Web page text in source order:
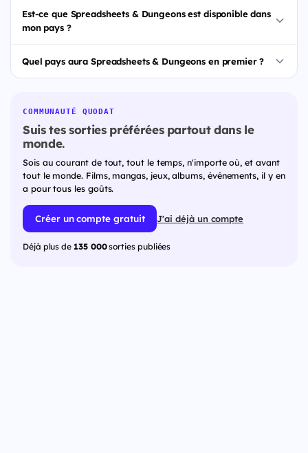
Est-ce que Spreadsheets & Dungeons est disponible dans
mon pays ?
Quel pays aura Spreadsheets & Dungeons en premier ?
COMMUNAUTÉ QUODAT
Suis tes sorties préférées partout dans le
monde.
Sois au courant de tout, tout le temps, n'importe où, et avant
tout le monde. Films, mangas, jeux, albums, événements, il y en
a pour tous les goûts.
Créer un compte gratuit J'ai déjà un compte
Déjà plus de 135 000sorties publiées